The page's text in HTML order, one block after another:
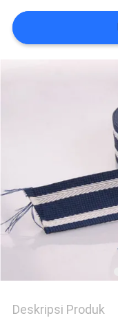
VR
SHOW
PRIVASI
Deskripsi Produk